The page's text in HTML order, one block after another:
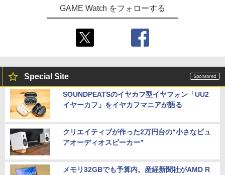
GAME Watch をフォローする
Special Site
SOUNDPEATSのイヤカフ型イヤフォン「UU2
イヤーカフ」をイヤカフマニアが語る
クリエイティブが作った2万円台の“小さなピュ
アオーディオスピーカー”
メモリ32GBでも予算内。産経新聞社がAMD R